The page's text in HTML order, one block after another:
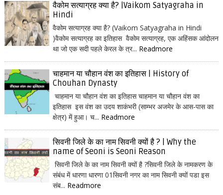
वैकोम सत्याग्रह क्या है? |Vaikom Satyagraha in
Hindi
वैकोम सत्याग्रह क्या है? (Vaikom Satyagraha in Hindi
)वैकोम सत्याग्रह का इतिहास वैकोम सत्याग्रह, एक अहिंसक आंदोलन
था जो एक सदी पहले केरल के त्र... Readmore
चाहमान या चौहान वंश का इतिहास | History of
Chouhan Dynasty
चाहमान या चौहान वंश का इतिहास चाहमान या चौहान वंश का
इतिहास इस वंश का उदय शाकंभरी (साम्भर अजमेर के आस-पास का
क्षेत्र) में हुआ। च... Readmore
सिवनी जिले के का नाम सिवनी क्यों है ? | Why the
name of Seoni is Seoni Reason
सिवनी जिले के का नाम सिवनी क्यों है ?सिवनी जिले के नामकरण के
संबंध में धारणा धारणा 01सिवनी नगर का नाम सिवनी क्यों पडा इस
संब... Readmore